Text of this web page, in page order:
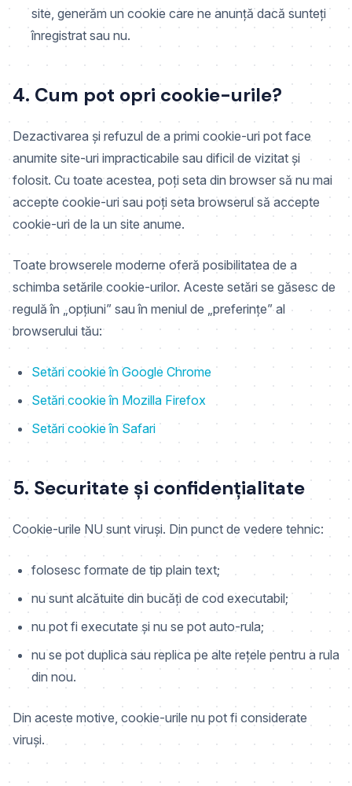
site, generăm un cookie care ne anunță dacă sunteți
înregistrat sau nu.
4. Cum pot opri cookie-urile?
Dezactivarea și refuzul de a primi cookie-uri pot face
anumite site-uri impracticabile sau dificil de vizitat și
folosit. Cu toate acestea, poți seta din browser să nu mai
accepte cookie-uri sau poți seta browserul să accepte
cookie-uri de la un site anume.
Toate browserele moderne oferă posibilitatea de a
schimba setările cookie-urilor. Aceste setări se găsesc de
regulă în „opțiuni” sau în meniul de „preferințe” al
browserului tău:
Setări cookie în Google Chrome
Setări cookie în Mozilla Firefox
Setări cookie în Safari
5. Securitate și confidențialitate
Cookie-urile NU sunt viruși. Din punct de vedere tehnic:
folosesc formate de tip plain text;
nu sunt alcătuite din bucăți de cod executabil;
nu pot fi executate și nu se pot auto-rula;
nu se pot duplica sau replica pe alte rețele pentru a rula
din nou.
Din aceste motive, cookie-urile nu pot fi considerate
viruși.